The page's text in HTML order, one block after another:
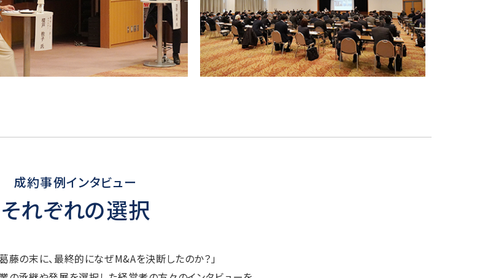
成約事例インタビュー
それぞれの選択
藤の末に、最終的になぜM&Aを決断したのか？」